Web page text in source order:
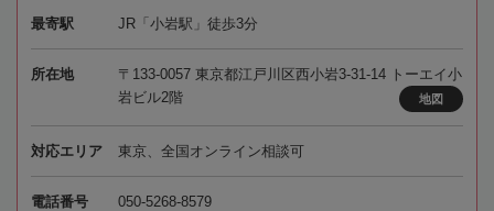
最寄駅 JR「小岩駅」徒歩3分
所在地
〒133-0057 東京都江戸川区西小岩3-31-14 トーエイ小
岩ビル2階
地図
対応エリア 東京、全国オンライン相談可
電話番号 050-5268-8579